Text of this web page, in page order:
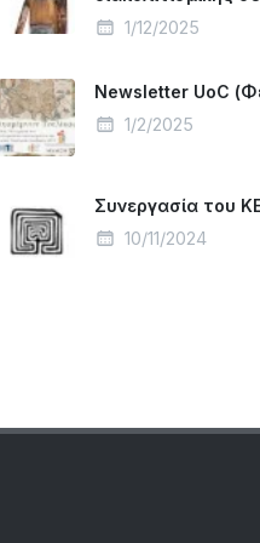
1/12/2025
Newsletter UoC
1/2/2025
Συνεργασία του
10/11/2024